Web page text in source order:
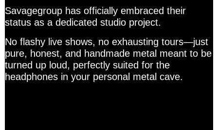
Savagegroup has officially embraced their
status as a dedicated studio project.
No flashy live shows, no exhausting tours—just
pure, honest, and handmade metal meant to be
turned up loud, perfectly suited for the
headphones in your personal metal cave.